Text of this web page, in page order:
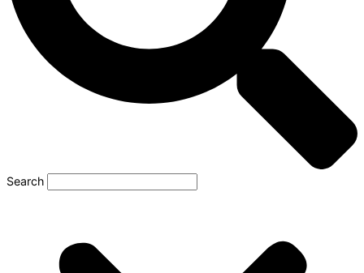
Search